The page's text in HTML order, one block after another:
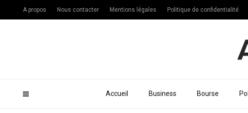
Accueil Business Bourse
A propos Nous contacter Mentions légales Politique de confidentialité